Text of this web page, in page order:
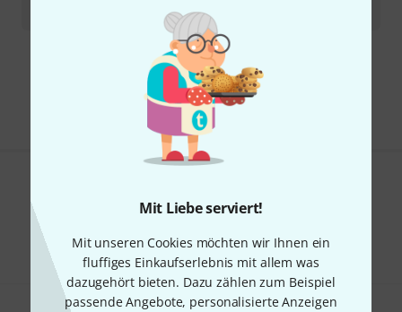
Mit Liebe serviert!
Mit unseren Cookies möchten wir Ihnen ein
fluffiges Einkaufserlebnis mit allem was
dazugehört bieten. Dazu zählen zum Beispiel
passende Angebote, personalisierte Anzeigen
Kostenloser Versand ab 29 €
Alle Preise inkl. MwSt.